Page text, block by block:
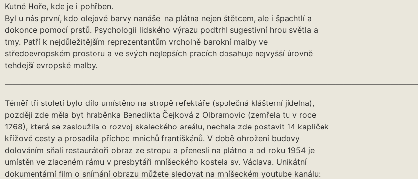
Kutné Hoře, kde je i pohřben.
Byl u nás první, kdo olejové barvy nanášel na plátna nejen štětcem, ale i špachtlí a
dokonce pomocí prstů. Psychologii lidského výrazu podtrhl sugestivní hrou světla a
tmy. Patří k nejdůležitějším reprezentantům vrcholně barokní malby ve
středoevropském prostoru a ve svých nejlepších pracích dosahuje nejvyšší úrovně
tehdejší evropské malby.
Téměř tři století bylo dílo umístěno na stropě refektáře (společná klášterní jídelna),
později zde měla byt hraběnka Benedikta Čejková z Olbramovic (zemřela tu v roce
1768), která se zasloužila o rozvoj skaleckého areálu, nechala zde postavit 14 kapliček
křížové cesty a prosadila příchod mnichů františkánů. V době ohrožení budovy
dolováním sňali restaurátoři obraz ze stropu a přenesli na plátno a od roku 1954 je
umístěn ve zlaceném rámu v presbytáři mníšeckého kostela sv. Václava. Unikátní
dokumentární film o snímání obrazu můžete sledovat na mníšeckém youtube kanálu: